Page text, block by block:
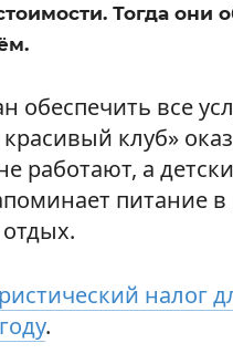
Тогда
обеспечить все
клуб»
работают, а
питание
налог
.